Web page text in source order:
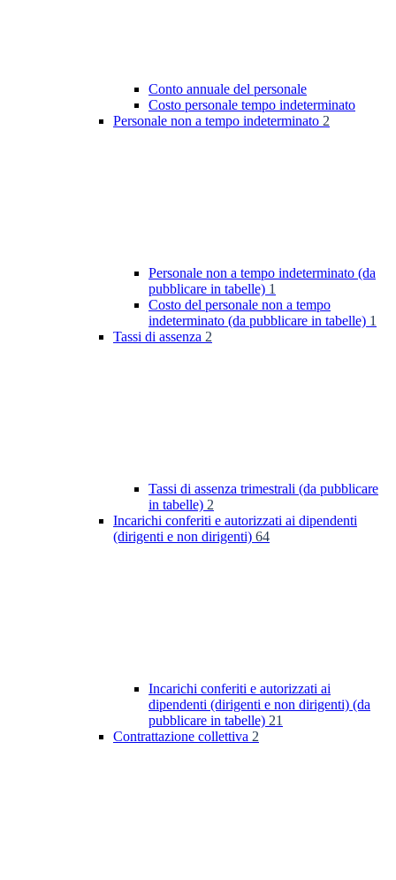
Conto annuale del personale
Costo personale tempo indeterminato
Personale non a tempo indeterminato 2
Personale non a tempo indeterminato (da
pubblicare in tabelle) 1
Costo del personale non a tempo
indeterminato (da pubblicare in tabelle) 1
Tassi di assenza 2
Tassi di assenza trimestrali (da pubblicare
in tabelle) 2
Incarichi conferiti e autorizzati ai dipendenti
(dirigenti e non dirigenti) 64
Incarichi conferiti e autorizzati ai
dipendenti (dirigenti e non dirigenti) (da
pubblicare in tabelle) 21
Contrattazione collettiva 2